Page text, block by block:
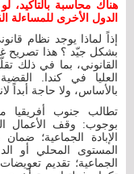
هناك محاسبة بالتأكيد،
الدول الأخرى للمساءلة
إذاً لماذا يوجد نظام
بشكل جيّد ؟ هذا
القانوني، بما في ذلك
العليا في كندا.
بالأساس، ولا حاجة أبداً
تطالب جنوب أفريقيا
بوجوب: وقف الأعمال
الإبادة الجماعية؛
المستوى المحلي أو
الجماعية؛ تقديم